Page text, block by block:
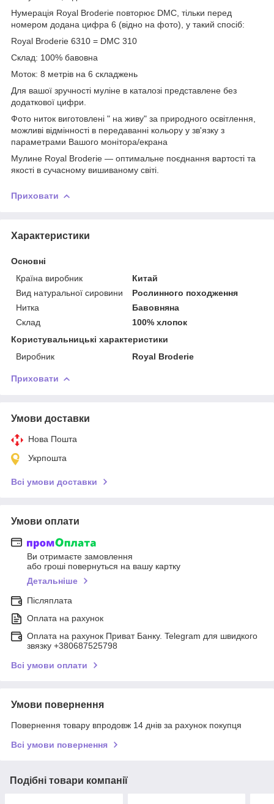
Нумерація Royal Broderie повторює DMC, тільки перед
номером додана цифра 6 (відно на фото), у такий спосіб:
Royal Broderie 6310 = DMC 310
Склад: 100% бавовна
Моток: 8 метрів на 6 складжень
Для вашої зручності муліне в каталозі представлене без
додаткової цифри.
Фото ниток виготовлені " на живу" за природного освітлення,
можливі відмінності в передаванні кольору у зв'язку з
параметрами Вашого монітора/екрана
Мулине Royal Broderie — оптимальне поєднання вартості та
якості в сучасному вишиваному світі.
Приховати
Характеристики
Основні
Країна виробник
Китай
Вид натуральної сировини
Рослинного походження
Нитка
Бавовняна
Склад
100% хлопок
Користувальницькі характеристики
Виробник
Royal Broderie
Приховати
Умови доставки
Нова Пошта
Укрпошта
Всі умови доставки
Умови оплати
Ви отримаєте замовлення
або гроші повернуться на вашу картку
Детальніше
Післяплата
Оплата на рахунок
Оплата на рахунок Приват Банку. Telegram для швидкого
звязку +380687525798
Всі умови оплати
Умови повернення
Повернення товару впродовж 14 днів за рахунок покупця
Всі умови повернення
Подібні товари компанії